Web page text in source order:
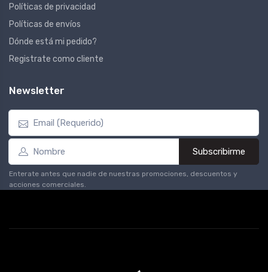
Políticas de privacidad
Políticas de envíos
Dónde está mi pedido?
Registrate como cliente
Newsletter
Subscribirme
Enterate antes que nadie de nuestras promociones, descuentos y
acciones comerciales.